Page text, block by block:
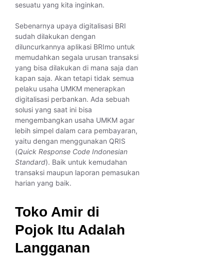
sesuatu yang kita inginkan.
Sebenarnya upaya digitalisasi BRI
sudah dilakukan dengan
diluncurkannya aplikasi BRImo untuk
memudahkan segala urusan transaksi
yang bisa dilakukan di mana saja dan
kapan saja. Akan tetapi tidak semua
pelaku usaha UMKM menerapkan
digitalisasi perbankan. Ada sebuah
solusi yang saat ini bisa
mengembangkan usaha UMKM agar
lebih simpel dalam cara pembayaran,
yaitu dengan menggunakan QRIS
(Quick Response Code Indonesian
Standard). Baik untuk kemudahan
transaksi maupun laporan pemasukan
harian yang baik.
Toko Amir di
Pojok Itu Adalah
Langganan